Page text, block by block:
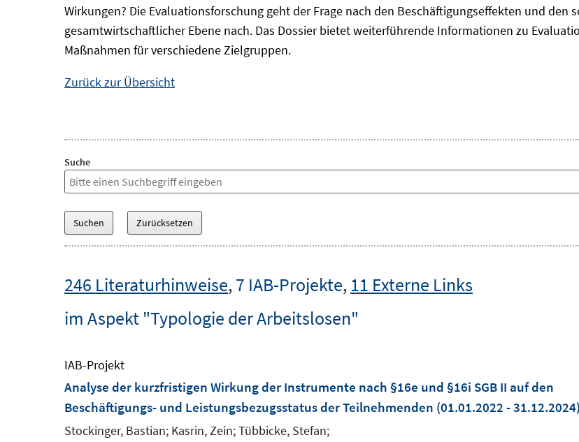
Wirkungen? Die Evaluationsforschung geht der Frage nach den Beschäftigungseffekten und
gesamtwirtschaftlicher Ebene nach. Das Dossier bietet weiterführende Informationen zu
Maßnahmen für verschiedene Zielgruppen.
Zurück zur Übersicht
Suche
246 Literaturhinweise,7 IAB-Projekte, 11 Externe Links
im Aspekt "Typologie der Arbeitslosen"
IAB-Projekt
Analyse der kurzfristigen Wirkung der Instrumente nach §16e und §16i SGB II auf den
Beschäftigungs- und Leistungsbezugsstatus der Teilnehmenden (01.01.2022 - 31.12.2024)
Stockinger, Bastian; Kasrin, Zein; Tübbicke, Stefan;